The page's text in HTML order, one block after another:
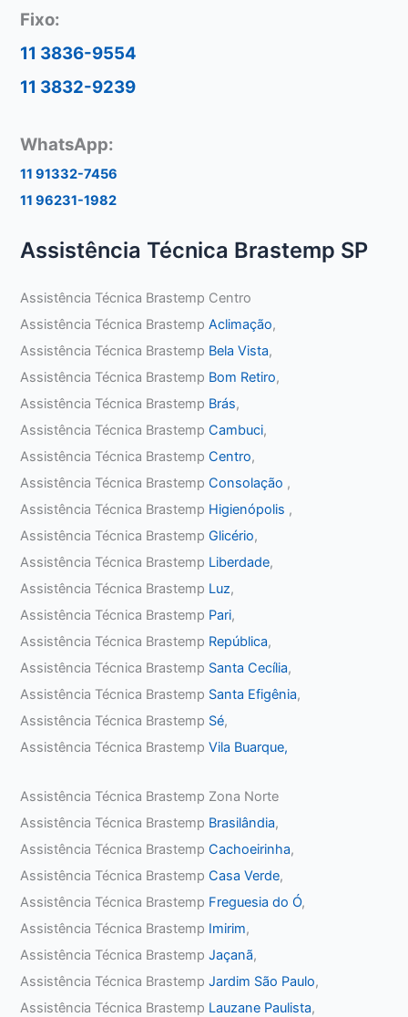
Fixo:
11 3836-9554
11 3832-9239
WhatsApp:
11 91332-7456
11 96231-1982
Assistência Técnica Brastemp SP
Assistência Técnica Brastemp Centro
Assistência Técnica BrastempAclimação,
Assistência Técnica Brastemp Bela Vista,
Assistência Técnica Brastemp Bom Retiro,
Assistência Técnica Brastemp Brás,
Assistência Técnica BrastempCambuci,
Assistência Técnica BrastempCentro,
Assistência Técnica BrastempConsolação ,
Assistência Técnica Brastemp Higienópolis ,
Assistência Técnica BrastempGlicério,
Assistência Técnica Brastemp Liberdade,
Assistência Técnica Brastemp Luz,
Assistência Técnica Brastemp Pari,
Assistência Técnica Brastemp República,
Assistência Técnica Brastemp Santa Cecília,
Assistência Técnica Brastemp Santa Efigênia,
Assistência Técnica Brastemp Sé,
Assistência Técnica BrastempVila Buarque,
Assistência Técnica Brastemp Zona Norte
Assistência Técnica Brastemp Brasilândia,
Assistência Técnica BrastempCachoeirinha,
Assistência Técnica BrastempCasa Verde,
Assistência Técnica Brastemp Freguesia do Ó,
Assistência Técnica Brastemp Imirim,
Assistência Técnica BrastempJaçanã,
Assistência Técnica BrastempJardim São Paulo,
Assistência Técnica Brastemp Lauzane Paulista,